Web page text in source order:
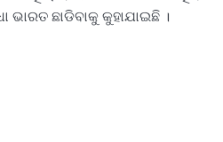
ଛାଡିବାକୁ କୁହାଯାଇଛି ।